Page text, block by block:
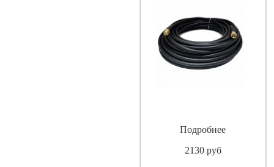
Подробнее
2130pуб